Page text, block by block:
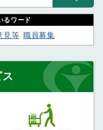
るワード
見等 職員募集